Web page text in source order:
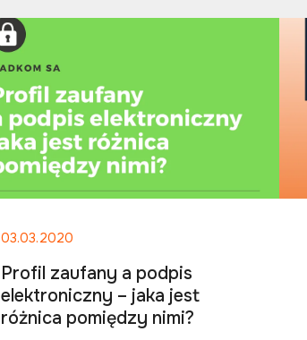
03.03.2020
Profil zaufany a podpis
elektroniczny – jaka jest
różnica pomiędzy nimi?